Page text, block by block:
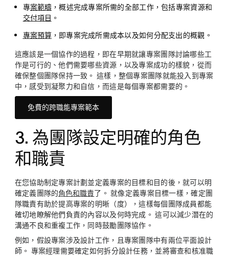
專案範疇，概述完成專案所需的全部工作，包括專案資源和
交付項目 。
專案預算， 即專案完成所需成本以及如何分配支出的概觀。
這應該是一個協作的過程，即在早期就讓專案團隊討論哪些工
作是可行的、他們需要哪些資源，以及專案成功的樣貌，從而
確保整個團隊保持一致。 這樣，整個專案團隊就能投入到專案
中，感受到凝聚力和自信，而這是每個專案都需要的。
免費的跨職能專案範本
3. 為團隊設定明確的角色
和職責
在您協助制定專案計劃並定義專案的目標和目的後，就可以明
確定義團隊的角色和職責了。 就像定義專案目標一樣，確定團
隊職責有助於提高專案的明晰（度），這樣每個團隊成員都能
確切地瞭解他們負責的內容以及何時完成。 這可以減少潛在的
溝通不良和重複工作，同時鼓勵團隊協作。
例如，假設專案涉及設計工作，且專案團隊中有兩位平面設計
師。 專案經理需要確定如何拆分設計任務，並將審查和核准職